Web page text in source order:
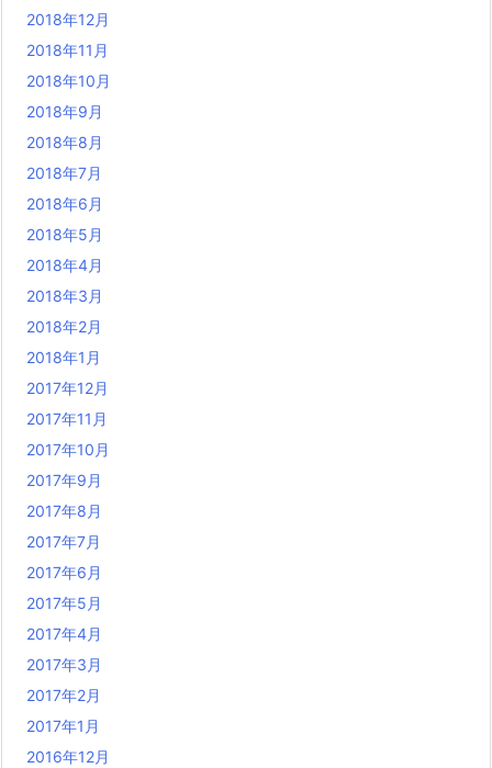
2018年12月
2018年11月
2018年10月
2018年9月
2018年8月
2018年7月
2018年6月
2018年5月
2018年4月
2018年3月
2018年2月
2018年1月
2017年12月
2017年11月
2017年10月
2017年9月
2017年8月
2017年7月
2017年6月
2017年5月
2017年4月
2017年3月
2017年2月
2017年1月
2016年12月